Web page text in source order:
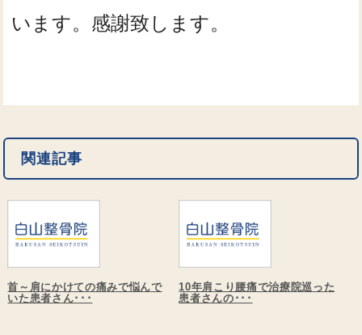
います。感謝致します。
関連記事
首～肩にかけての痛みで悩んで
いた患者さん･･･
10年肩こり腰痛で治療院巡った
患者さんの･･･